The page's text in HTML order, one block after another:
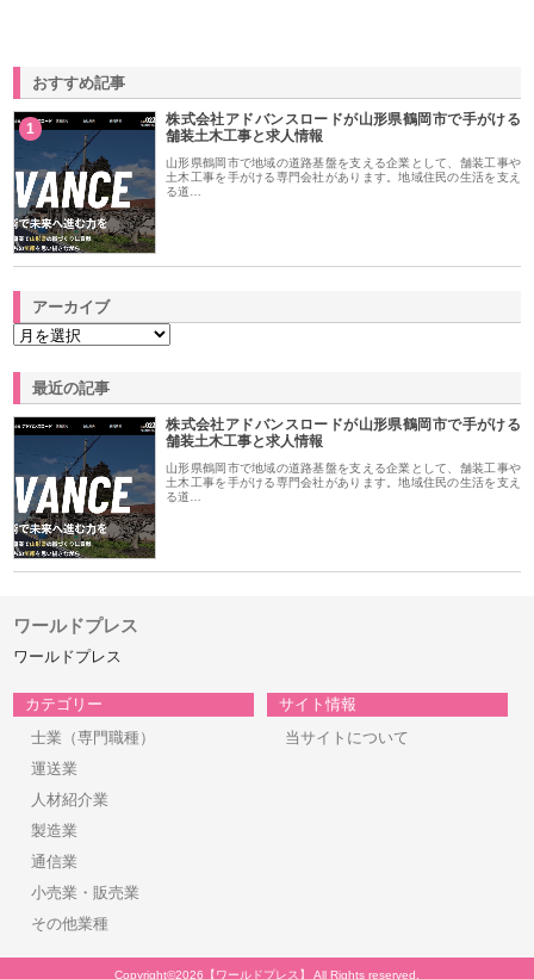
おすすめ記事
1
株式会社アドバンスロードが山形県鶴岡市で手がける
舗装土木工事と求人情報
山形県鶴岡市で地域の道路基盤を支える企業として、舗装工事や
土木工事を手がける専門会社があります。地域住民の生活を支え
る道…
アーカイブ
最近の記事
株式会社アドバンスロードが山形県鶴岡市で手がける
舗装土木工事と求人情報
山形県鶴岡市で地域の道路基盤を支える企業として、舗装工事や
土木工事を手がける専門会社があります。地域住民の生活を支え
る道…
ワールドプレス
ワールドプレス
カテゴリー
士業（専門職種）
運送業
人材紹介業
製造業
通信業
小売業・販売業
その他業種
サイト情報
当サイトについて
Copyright©2026【ワールドプレス】 All Rights reserved.